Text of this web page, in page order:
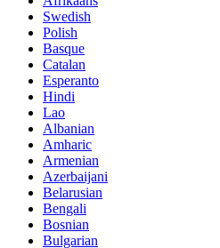
Swedish
Polish
Basque
Catalan
Esperanto
Hindi
Lao
Albanian
Amharic
Armenian
Azerbaijani
Belarusian
Bengali
Bosnian
Bulgarian